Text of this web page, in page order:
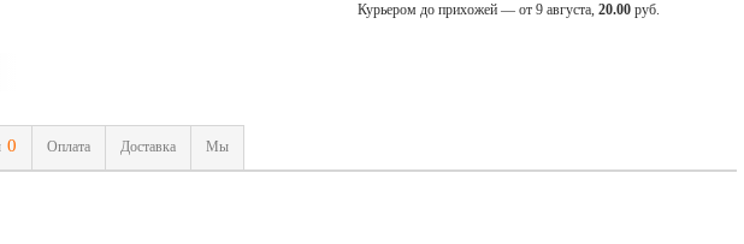
Курьером до прихожей — от 9 августа, 20.00 руб.
0 Оплата Доставка Мы